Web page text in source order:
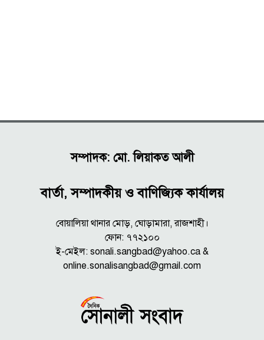
সম্পাদক: মো. লিয়াকত আলী
বার্তা, সম্পাদকীয় ও বাণিজ্যিক কার্যালয়
বোয়ালিয়া থানার মোড়, ঘোড়ামারা, রাজশাহী।
ফোন: ৭৭২১০০
ই-মেইল: sonali.sangbad@yahoo.ca &
online.sonalisangbad@gmail.com